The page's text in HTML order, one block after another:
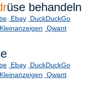
üse behandeln
Ebay DuckDuckGo
Kleinanzeigen Qwant
Ebay DuckDuckGo
Kleinanzeigen Qwant